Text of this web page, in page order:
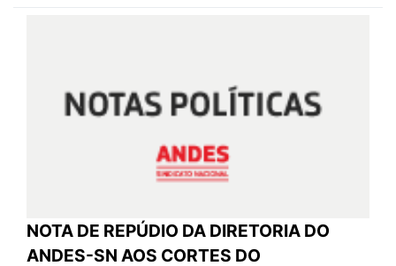
NOTA DE REPÚDIO DA DIRETORIA DO
ANDES-SN AOS CORTES DO